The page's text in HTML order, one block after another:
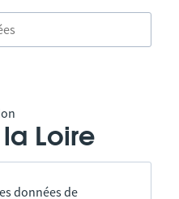
la Loire
données de